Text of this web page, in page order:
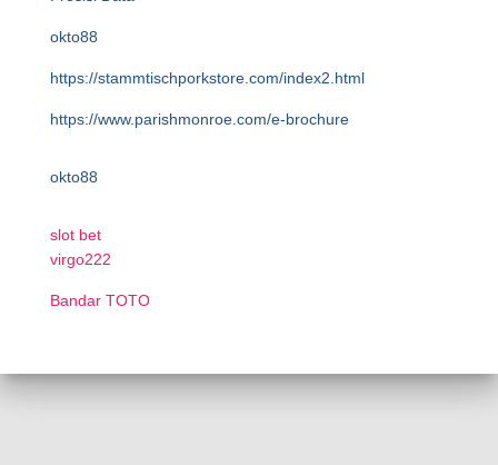
okto88
https://stammtischporkstore.com/index2.html
https://www.parishmonroe.com/e-brochure
okto88
slot bet
virgo222
Bandar TOTO